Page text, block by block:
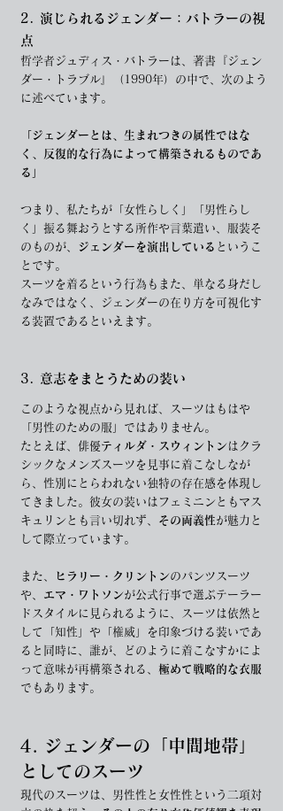
2. 演じられるジェンダー：バトラーの視
点
哲学者ジュディス・バトラーは、著書『ジェン
ダー・トラブル』（1990年）の中で、次のよう
に述べています。
「ジェンダーとは、生まれつきの属性ではな
く、反復的な行為によって構築されるものであ
る」
つまり、私たちが「女性らしく」「男性らし
く」振る舞おうとする所作や言葉遣い、服装そ
のものが、 ジェンダーを演出している というこ
とです。
スーツを着るという行為もまた、単なる身だし
なみではなく、ジェンダーの在り方を可視化す
る装置であるといえます。
3. 意志をまとうための装い
このような視点から見れば、スーツはもはや
「男性のための服」ではありません。
たとえば、俳優ティルダ・スウィントンはクラ
シックなメンズスーツを見事に着こなしなが
ら、性別にとらわれない独特の存在感を体現し
てきました。彼女の装いはフェミニンともマス
キュリンとも言い切れず、 その両義性が魅力と
して際立っています。
また、 ヒラリー・クリントンのパンツスーツ
や、 エマ・ワトソンが公式行事で選ぶテーラー
ドスタイルに見られるように、スーツは依然と
して「知性」や「権威」を印象づける装いであ
ると同時に、誰が、どのように着こなすかによ
って意味が再構築される、 極めて戦略的な衣服
でもあります。
4. ジェンダーの「中間地帯」
としてのスーツ
現代のスーツは、男性性と女性性という二項対